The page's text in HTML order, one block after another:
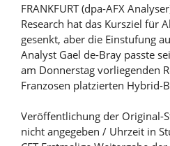
FRANKFURT (dpa-AFX
Research hat das Kursziel für
gesenkt, aber die Einstufung
Analyst Gael de-Bray passte
am Donnerstag vorliegenden
Franzosen platzierten Hybrid-
Veröffentlichung der Original-
nicht angegeben / Uhrzeit in